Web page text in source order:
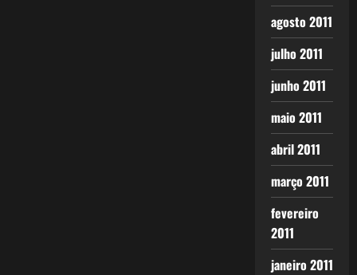
agosto 2011
julho 2011
junho 2011
maio 2011
abril 2011
março 2011
fevereiro
2011
janeiro 2011